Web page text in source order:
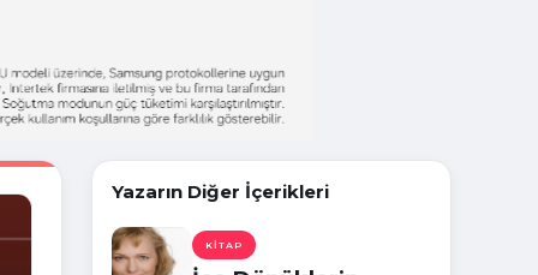
Yazarın Diğer İçerikleri
KITAP